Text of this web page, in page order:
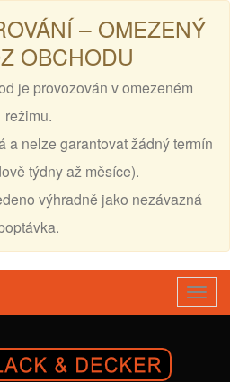
– OMEZENÝ
OBCHODU
je provozován v omezeném
režimu.
a nelze garantovat žádný termín
týdny až měsíce).
výhradně jako nezávazná